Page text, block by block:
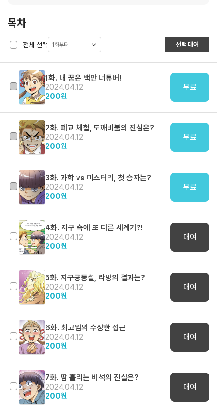
목차
전체 선택 1화부터 선택 대여
1화. 내 꿈은 백만 너튜버!
2024.04.12
200원
무료
2화. 폐교 체험, 도깨비불의 진실은?
2024.04.12
200원
무료
3화. 과학 vs 미스터리, 첫 승자는?
2024.04.12
200원
무료
4화. 지구 속에 또 다른 세계가?!
2024.04.12
200원
대여
5화. 지구공동설, 라방의 결과는?
2024.04.12
200원
대여
6화. 최고임의 수상한 접근
2024.04.12
200원
대여
7화. 땀 흘리는 비석의 진실은?
2024.04.12
200원
대여